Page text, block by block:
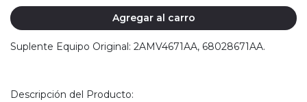
Agregar al carro
Suplente Equipo Original: 2AMV4671AA, 68028671AA.
Descripción del Producto: